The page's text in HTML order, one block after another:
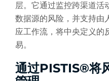
层。它通过监控跨渠道活
数据源的风险，并支持由
应工作流，将中央定义的
易。
通过PISTIS®将